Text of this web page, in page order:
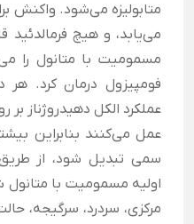
متابولیزه می‌شود. واکنش
می‌یابد، و هیچ
مسمومیت با متانول را
فومپیزول درمان کرد.
عملکرد الکل دهیدروژناز بر
عمل می‌کنند بنابراین
سمی تبدیل شود، از
اولیه مسمومیت با
مرکزی، سردرد، سرگیجه،